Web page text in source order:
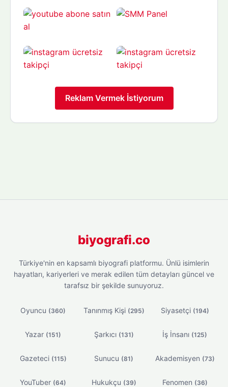
Reklam Vermek İstiyorum
biyografi.co
Türkiye'nin en kapsamlı biyografi platformu. Ünlü isimlerin
hayatları, kariyerleri ve merak edilen tüm detayları güncel ve
tarafsız bir şekilde sunuyoruz.
Oyuncu (360) Tanınmış Kişi (295) Siyasetçi (194)
Yazar (151) Şarkıcı (131) İş İnsanı (125)
Gazeteci (115) Sunucu (81) Akademisyen (73)
YouTuber (64) Hukukçu (39) Fenomen (36)